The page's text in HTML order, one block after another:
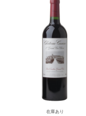
在庫あり